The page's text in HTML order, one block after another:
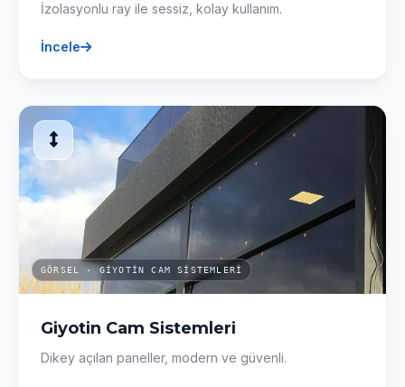
İzolasyonlu ray ile sessiz, kolay kullanım.
İncele
GÖRSEL · GIYOTIN CAM SISTEMLERI
Giyotin Cam Sistemleri
Dikey açılan paneller, modern ve güvenli.